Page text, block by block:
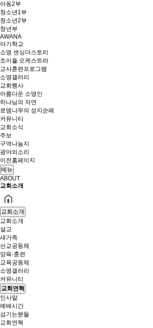
아동2부
청소년1부
청소년2부
청년부
AWANA
아기학교
소명 센싱더스토리
조이풀 오케스트라
교사훈련프로그램
소명갤러리
교회행사
아름다운 소명인
하나님의 자연
로뎀나무의 성지순례
커뮤니티
교회소식
주보
구역나눔지
광야의소리
이전홈페이지
메뉴
ABOUT
교회소개
교회소개
교회소개
설교
새가족
선교공동체
양육·훈련
교육공동체
소명갤러리
커뮤니티
교회연혁
인사말
예배시간
섬기는분들
교회연혁